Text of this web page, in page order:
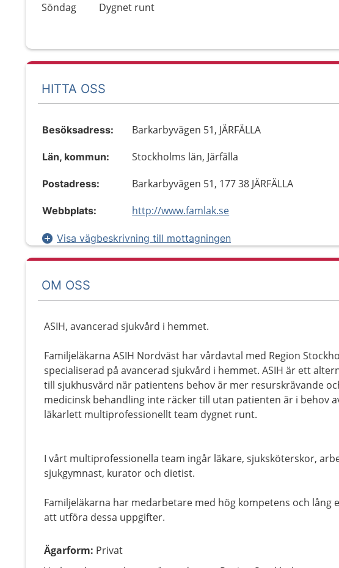
Söndag
Dygnet runt
HITTA OSS
Besöksadress: Barkarbyvägen 51, JÄRFÄLLA
Län, kommun: Stockholms län, Järfälla
Postadress: Barkarbyvägen 51, 177 38 JÄRFÄLLA
Webbplats: http://www.famlak.se
Visa vägbeskrivning till mottagningen
OM OSS
ASIH, avancerad sjukvård i hemmet.
Familjeläkarna ASIH Nordväst har vårdavtal med Region
specialiserad på avancerad sjukvård i hemmet. ASIH är ett
till sjukhusvård när patientens behov är mer resurskrävande
medicinsk behandling inte räcker till utan patienten är i behov
läkarlett multiprofessionellt team dygnet runt.
I vårt multiprofessionella team ingår läkare, sjuksköterskor,
sjukgymnast, kurator och dietist.
Familjeläkarna har medarbetare med hög kompetens och lång
att utföra dessa uppgifter.
Ägarform: Privat